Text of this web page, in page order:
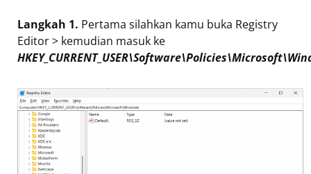
Langkah 1. Pertama silahkan kamu buka Registry
Editor > kemudian masuk ke